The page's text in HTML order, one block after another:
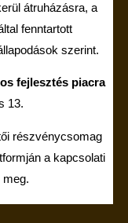
átruházásra, a
fenntartott
szerint.
fejlesztés piacra
13.
részvénycsomag
a kapcsolati
meg.